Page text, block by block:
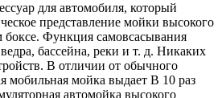
для автомобиля, который
представление мойки высокого
боксе. Функция самовсасывания
бассейна, реки и т. д. Никаких
В отличии от обычного
мобильная мойка выдает В 10 раз
автомойка высокого